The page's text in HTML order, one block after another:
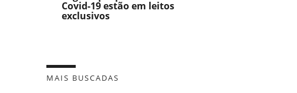
Covid-19 estão em leitos
exclusivos
MAIS BUSCADAS